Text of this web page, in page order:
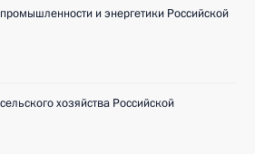
и энергетики Российской
хозяйства Российской